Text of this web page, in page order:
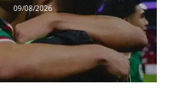
09/08/2026